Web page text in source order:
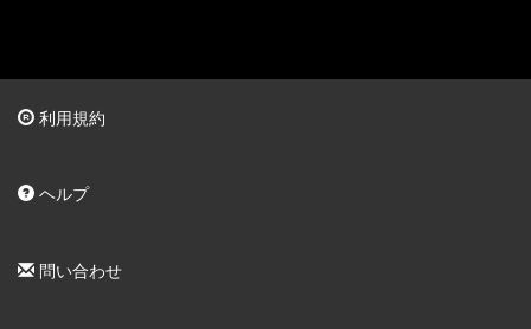
利用規約
ヘルプ
問い合わせ